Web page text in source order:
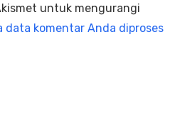
untuk mengurangi
data komentar Anda diproses